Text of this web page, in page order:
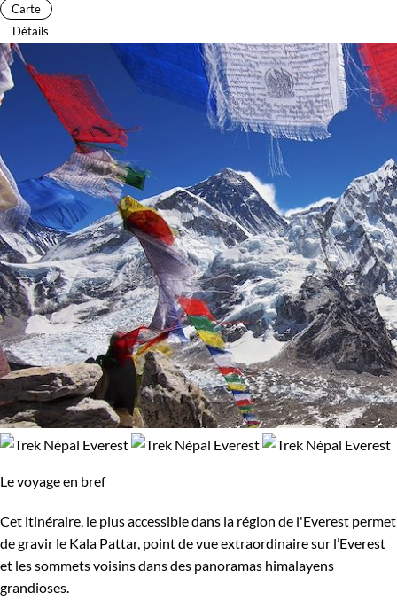
Carte
Détails
Le voyage en bref
Cet itinéraire, le plus accessible dans la région de l'Everest permet
de gravir le Kala Pattar, point de vue extraordinaire sur l’Everest
et les sommets voisins dans des panoramas himalayens
grandioses.